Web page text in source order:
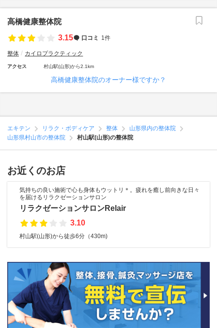
高橋健康整体院
3.15
口コミ 1件
整体 カイロプラクティック
アクセス 村山駅(山形)から2.1km
高橋健康整体院のオーナー様ですか？
エキテン リラク・ボディケア 整体
山形県内の整体院
山形県村山市の整体院
村山駅(山形)の整体院
お近くのお店
気持ちの良い施術で心も身体もウットリ＊。疲れを癒し前向きな日々
を届けるリラクゼーションサロン
リラクゼーションサロンRelair
3.10
村山駅(山形)から徒歩6分（430m)